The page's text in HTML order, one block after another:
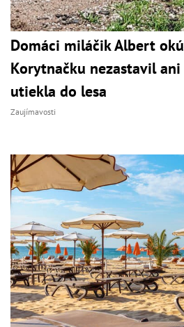
Domáci miláčik Albert
Korytnačku nezastavil
utiekla do lesa
Zaujímavosti